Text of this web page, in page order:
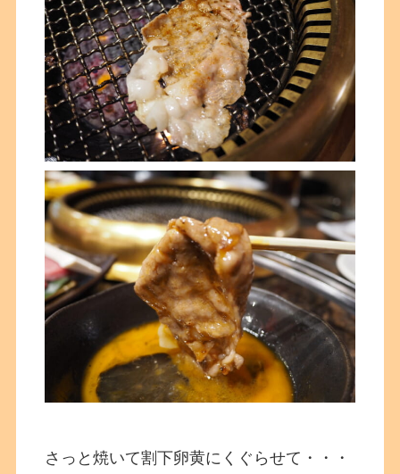
さっと焼いて割下卵黄にくぐらせて・・・